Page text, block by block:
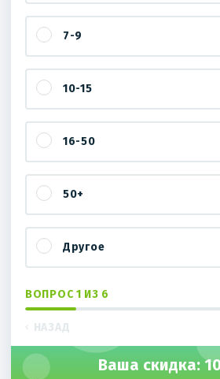
7-9
10-15
16-50
50+
Другое
ВОПРОС 1 ИЗ 6
НАЗАД
Ваша скидка: